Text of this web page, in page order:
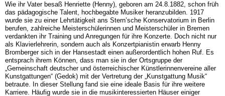
Wie ihr Vater besaß Henriette (Henny), geboren am 24.8.1882, schon früh
das pädagogi­sche Talent, hochbegabte Musiker heranzubilden. 1917
wurde sie zu einer Lehrtätigkeit ans Stern’sche Konservatorium in Berlin
berufen, zahlreiche Meisterschülerinnen und Meisterschüler in Bremen
verdankten ihr Training und Anregungen für ihre Konzer­te. Doch nicht nur
als Klavierlehrerin, sondern auch als Konzertpianistin erwarb Hen­ny
Bromberger sich in der Hansestadt einen außerordentlich hohen Ruf. Es
entsprach ihrem Können, dass man sie in der Ortsgruppe der
„Gemeinschaft deutscher und ös­terreichischer Künstlerinnenvereine aller
Kunstgattungen“ (Gedok) mit der Vertretung der „Kunstgattung Musik“
betraute. In dieser Stellung fand sie eine ideale Basis für ihre weitere
Karriere. Häufig wurde sie in die musikinteressierten Häuser einiger